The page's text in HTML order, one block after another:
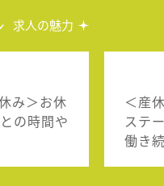
求人の魅力
み＞お休
の時間や
＜産
ステ
働き